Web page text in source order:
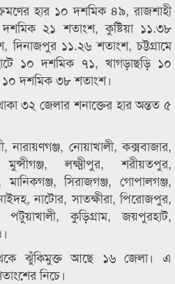
হার ১০ দশমিক ৪৯, রাজশাহী
২১ শতাংশ, কুষ্টিয়া ১১.৩৮
১১.২৬ শতাংশ, চট্টগ্রামে
১০ দশমিক ৭১, খাগড়াছড়ি ১০
দশমিক ৩৮ শতাংশ।
৩২ জেলার শনাক্তের হার অন্তত ৫
নোয়াখালী, কক্সবাজার,
লক্ষ্মীপুর, শরীয়তপুর,
সিরাজগঞ্জ, গোপালগঞ্জ,
নাটোর, সাতক্ষীরা, পিরোজপুর,
পটুয়াখালী, কুড়িগ্রাম, জয়পুরহাট,
ঝুঁকিমুক্ত আছে ১৬ জেলা। এ
নিচে।